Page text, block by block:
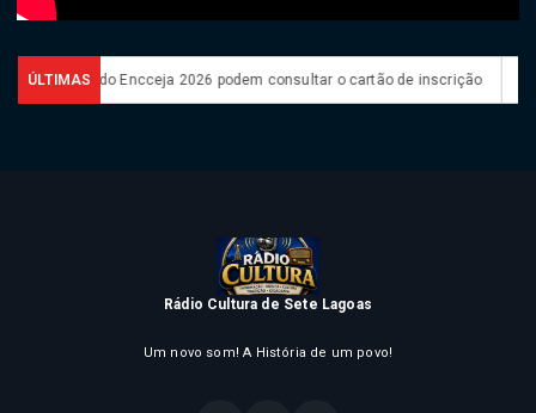
ÚLTIMAS
Candidatos do Encceja 2026 podem consultar o cartão de inscrição
Rádio Cultura de Sete Lagoas
Um novo som! A História de um povo!